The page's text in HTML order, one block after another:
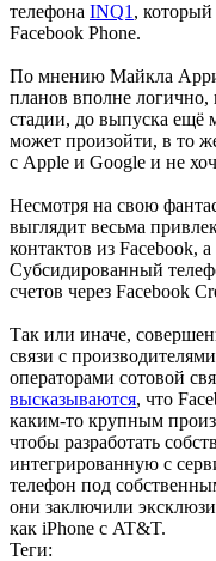
телефона INQ1 , который
Facebook Phone.
По мнению Майкла
планов вполне логично,
стадии, до выпуска ещё
может произойти, в то
с Apple и Google и не
Несмотря на свою
выглядит весьма
контактов из Facebook,
Субсидированный
счетов через Facebook
Так или иначе,
связи с
операторами сотовой
высказываются, что
каким-то крупным
чтобы разработать
интегрированную с
телефон под
они заключили
как iPhone с AT&T.
Теги: